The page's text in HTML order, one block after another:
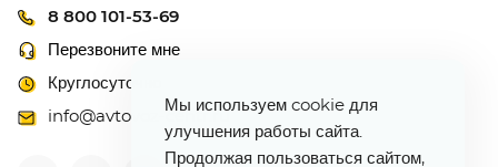
8 800 101-53-69
Перезвоните мне
Круглосуточно
info@avtovoz-centr.ru
Мы используем cookie для
улучшения работы сайта.
Продолжая пользоваться сайтом,